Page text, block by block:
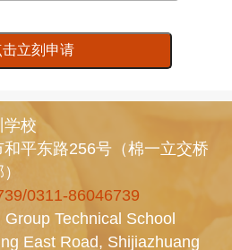
击立刻申请
学校
平东路256号（棉一立交桥
0311-86046739
Technical School
East Road, Shijiazhuang